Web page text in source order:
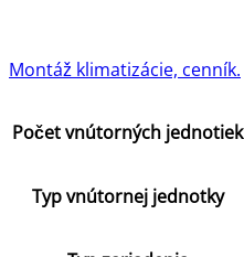
Montáž klimatizácie, cenník.
Počet vnútorných jednotiek
Typ vnútornej jednotky